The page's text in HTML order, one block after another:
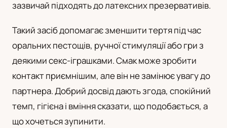
зазвичай підходять до латексних презервативів.
Такий засіб допомагає зменшити тертя під час
оральних пестощів, ручної стимуляції або гри з
деякими секс-іграшками. Смак може зробити
контакт приємнішим, але він не замінює увагу до
партнера. Добрий досвід дають згода, спокійний
темп, гігієна і вміння сказати, що подобається, а
що хочеться зупинити.